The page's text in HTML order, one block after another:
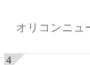
オリコンニュ